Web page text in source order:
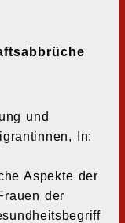
und
In:
Aspekte der
der